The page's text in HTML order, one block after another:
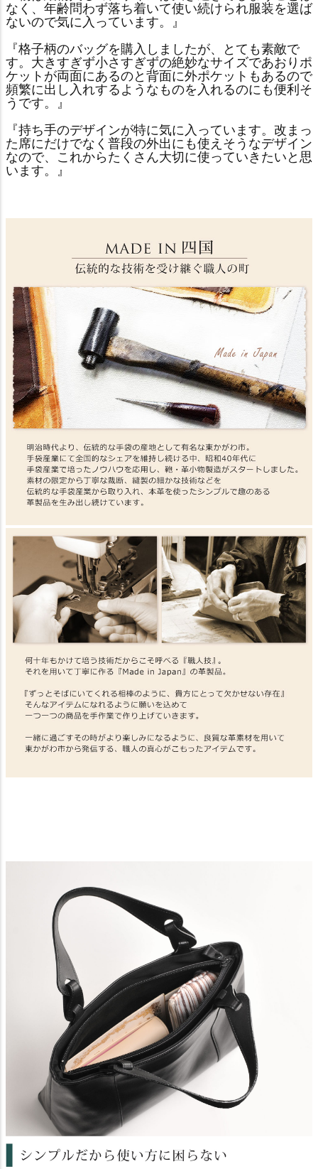
なく、年齢問わず落ち着いて使い続けられ服装を選ば
ないので気に入っています。』
『格子柄のバッグを購入しましたが、とても素敵で
す。大きすぎず小さすぎずの絶妙なサイズであおりポ
ケットが両面にあるのと背面に外ポケットもあるので
頻繁に出し入れするようなものを入れるのにも便利そ
うです。』
『持ち手のデザインが特に気に入っています。改まっ
た席にだけでなく普段の外出にも使えそうなデザイン
なので、これからたくさん大切に使っていきたいと思
います。』